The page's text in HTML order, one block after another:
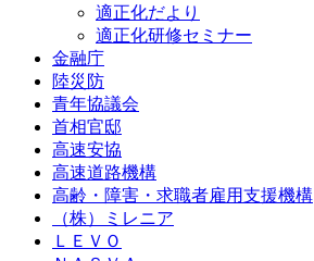
適正化だより
適正化研修セミナー
金融庁
陸災防
青年協議会
首相官邸
高速安協
高速道路機構
高齢・障害・求職者雇用支援機構
（株）ミレニア
ＬＥＶＯ